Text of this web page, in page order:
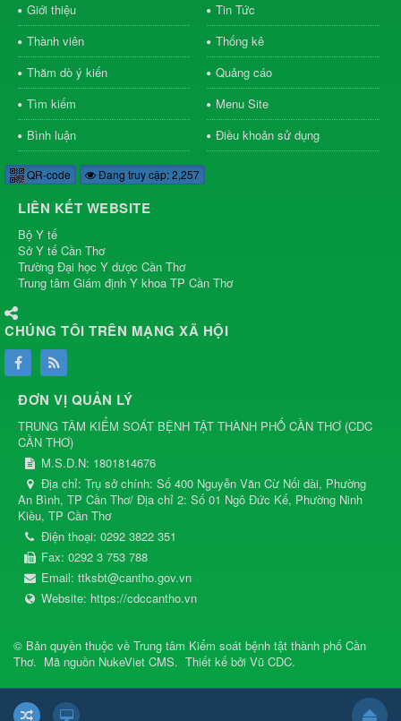
Giới thiệu
Tin Tức
Thành viên
Thống kê
Thăm dò ý kiến
Quảng cáo
Tìm kiếm
Menu Site
Bình luận
Điều khoản sử dụng
QR-code Đang truy cập: 2,257
LIÊN KẾT WEBSITE
Bộ Y tế
Sở Y tế Cần Thơ
Trường Đại học Y dược Cần Thơ
Trung tâm Giám định Y khoa TP Cần Thơ
CHÚNG TÔI TRÊN MẠNG XÃ HỘI
ĐƠN VỊ QUẢN LÝ
TRUNG TÂM KIỂM SOÁT BỆNH TẬT THÀNH PHỐ CẦN THƠ (CDC
CẦN THƠ)
M.S.D.N: 1801814676
Địa chỉ: Trụ sở chính: Số 400 Nguyễn Văn Cừ Nối dài, Phường
An Bình, TP Cần Thơ/ Địa chỉ 2: Số 01 Ngô Đức Kế, Phường Ninh
Kiều, TP Cần Thơ
Điện thoại: 0292 3822 351
Fax: 0292 3 753 788
Email: ttksbt@cantho.gov.vn
Website: https://cdccantho.vn
© Bản quyền thuộc về Trung tâm Kiểm soát bệnh tật thành phố Cần
Thơ. Mã nguồn NukeViet CMS. Thiết kế bởi Vũ CDC.